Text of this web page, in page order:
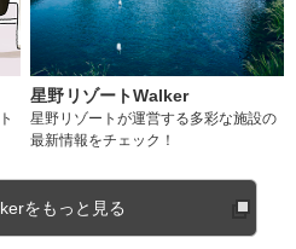
星野リゾートWalker
星野リゾートが運営する多彩な施設の
最新情報をチェック！
をもっと見る